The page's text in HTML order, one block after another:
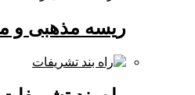
ریسه مذهبی و مناسبتی